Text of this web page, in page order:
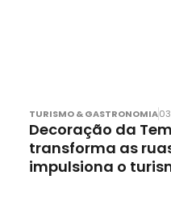
TURISMO & GASTRONOMIA
Decoração da
transforma as
impulsiona o